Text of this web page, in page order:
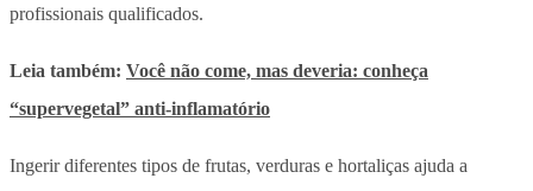
profissionais qualificados.
Leia também: Você não come, mas deveria: conheça
“supervegetal” anti-inflamatório
Ingerir diferentes tipos de frutas, verduras e hortaliças ajuda a